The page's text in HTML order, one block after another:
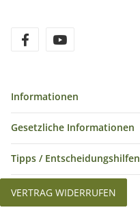
Informationen
Gesetzliche Informationen
Tipps / Entscheidungshilfen
VERTRAG WIDERRUFEN